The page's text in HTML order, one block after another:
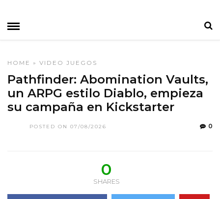
HOME » VIDEO JUEGOS
Pathfinder: Abomination Vaults,
un ARPG estilo Diablo, empieza
su campaña en Kickstarter
POSTED ON 07/08/2026 0
0
SHARES